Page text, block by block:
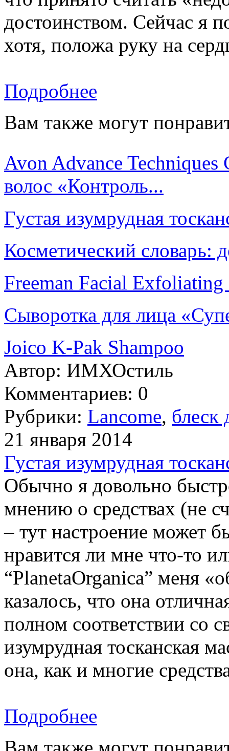
достоинством. Сейчас я
хотя, положа руку на
Подробнее
Вам также могут
Avon Advance Techniques
волос «Контроль...
Густая изумрудная
Косметический словарь:
Freeman Facial
Сыворотка для лица
Joico K-Pak Shampoo
Автор: ИМХОстиль
Комментариев: 0
Рубрики: Lancome, блеск
21 января 2014
Густая изумрудная
Обычно я довольно
мнению о средствах (не
– тут настроение может
нравится ли мне что-то
“PlanetaOrganica” меня
казалось, что она
полном соответствии со
изумрудная тосканская
она, как и многие
Подробнее